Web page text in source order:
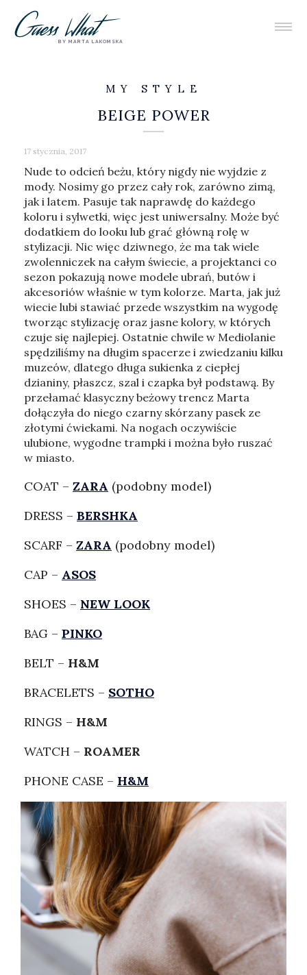
BY MARTA LAKOMSKA
MY STYLE
BEIGE POWER
17 stycznia, 2017
Nude to odcień beżu, który nigdy nie wyjdzie z
mody. Nosimy go przez cały rok, zarówno zimą,
jak i latem. Pasuje tak naprawdę do każdego
koloru i sylwetki, więc jest uniwersalny. Może być
dodatkiem do looku lub grać główną rolę w
stylizacji. Nic więc dziwnego, że ma tak wiele
zwolenniczek na całym świecie, a projektanci co
sezon pokazują nowe modele ubrań, butów i
akcesoriów właśnie w tym kolorze. Marta, jak już
wiecie lubi stawiać przede wszystkim na wygodę
tworząc stylizację oraz jasne kolory, w których
czuje się najlepiej. Ostatnie chwile w Mediolanie
spędziliśmy na długim spacerze i zwiedzaniu kilku
muzeów, dlatego długa sukienka z ciepłej
dzianiny, płaszcz, szal i czapka był podstawą. By
przełamać klasyczny beżowy trencz Marta
dołączyła do niego czarny skórzany pasek ze
złotymi ćwiekami. Na nogach oczywiście
ulubione, wygodne trampki i można było ruszać
w miasto.
COAT – ZARA (podobny model)
DRESS – BERSHKA
SCARF – ZARA (podobny model)
CAP – ASOS
SHOES – NEW LOOK
BAG – PINKO
BELT – H&M
BRACELETS – SOTHO
RINGS – H&M
WATCH – ROAMER
PHONE CASE – H&M